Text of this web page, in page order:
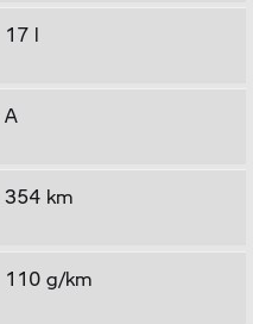
17 l
A
354 km
110 g/km